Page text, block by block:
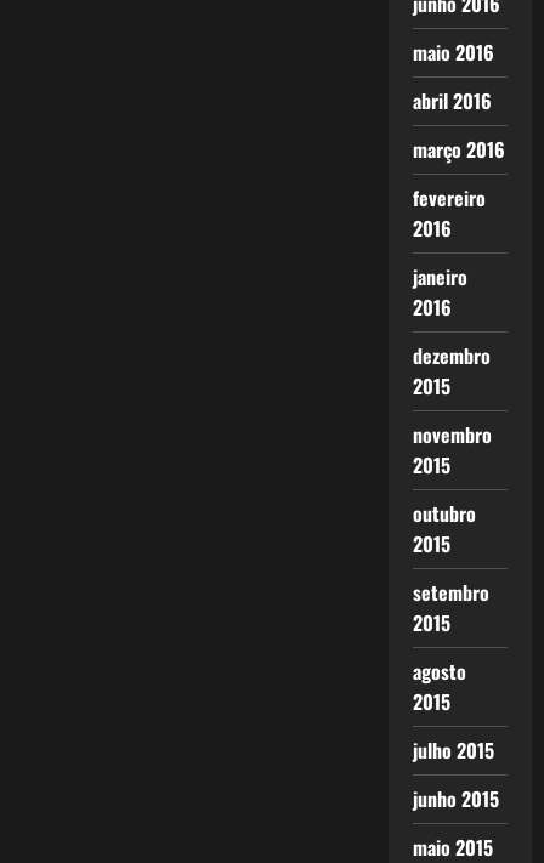
maio 2016
abril 2016
março 2016
fevereiro
2016
janeiro
2016
dezembro
2015
novembro
2015
outubro
2015
setembro
2015
agosto
2015
julho 2015
junho 2015
maio 2015